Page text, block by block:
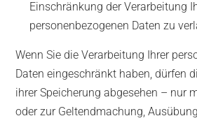
Einschränkung der Verarbeitung
personenbezogenen Daten zu
Wenn Sie die Verarbeitung Ihrer
Daten eingeschränkt haben, dürfen
ihrer Speicherung abgesehen – nur
oder zur Geltendmachung,